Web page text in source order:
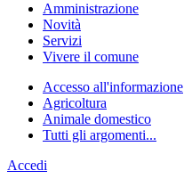
Amministrazione
Novità
Servizi
Vivere il comune
Accesso all'informazione
Agricoltura
Animale domestico
Tutti gli argomenti...
Accedi